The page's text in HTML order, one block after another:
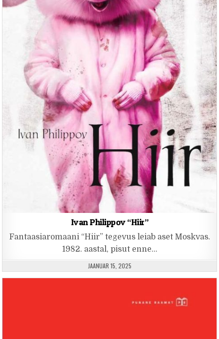
Ivan Philippov “Hiir”
Fantaasiaromaani “Hiir” tegevus leiab aset Moskvas.
1982. aastal, pisut enne…
PUBLISHED DATE:
JAANUAR 15, 2025